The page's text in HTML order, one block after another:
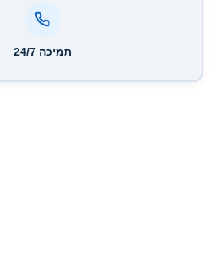
תמיכה 24/7